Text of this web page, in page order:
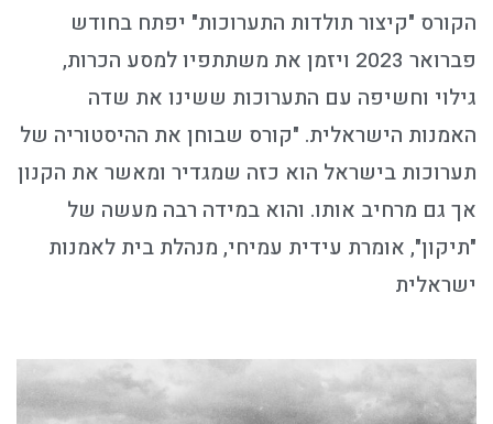
הקורס "קיצור תולדות התערוכות" יפתח בחודש
פברואר 2023 ויזמן את משתתפיו למסע הכרות,
גילוי וחשיפה עם התערוכות ששינו את שדה
האמנות הישראלית. "קורס שבוחן את ההיסטוריה של
תערוכות בישראל הוא כזה שמגדיר ומאשר את הקנון
אך גם מרחיב אותו. והוא במידה רבה מעשה של
"תיקון", אומרת עידית עמיחי, מנהלת בית לאמנות
ישראלית